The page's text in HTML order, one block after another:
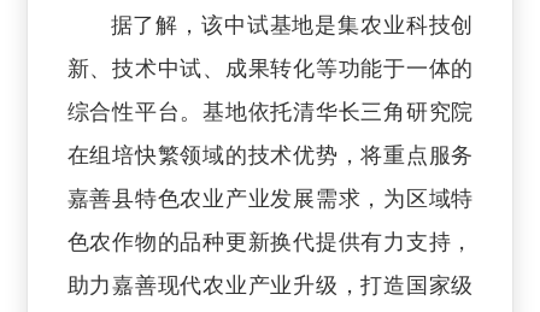
据了解，该中试基地是集农业科技创
新、技术中试、成果转化等功能于一体的
综合性平台。基地依托清华长三角研究院
在组培快繁领域的技术优势，将重点服务
嘉善县特色农业产业发展需求，为区域特
色农作物的品种更新换代提供有力支持，
助力嘉善现代农业产业升级，打造国家级